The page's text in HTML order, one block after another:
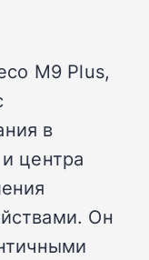
M9 Plus,
в
центра
Он